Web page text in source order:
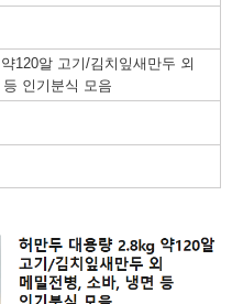
120알 고기/김치잎새만두 외
인기분식 모음